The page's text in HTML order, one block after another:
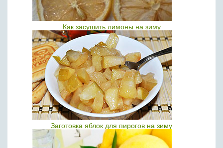
Как засушить лимоны на зиму
Заготовка яблок для пирогов на зиму